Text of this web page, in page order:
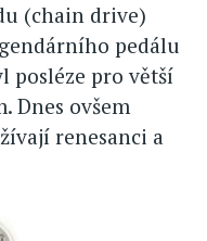
(chain drive)
pedálu
posléze pro větší
Dnes ovšem
renesanci a